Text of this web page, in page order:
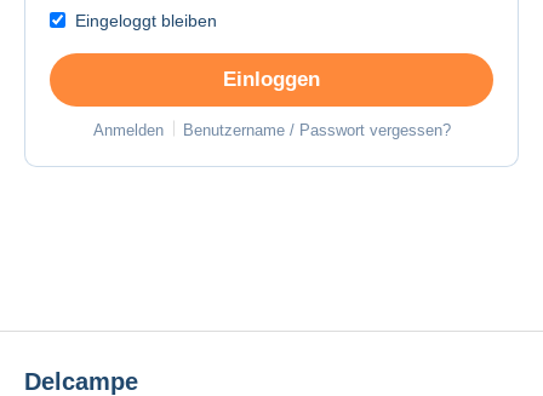
Eingeloggt bleiben
Einloggen
Anmelden Benutzername / Passwort vergessen?
Delcampe